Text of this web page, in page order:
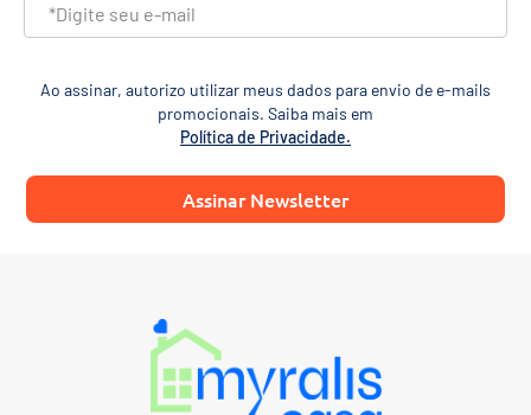
Ao assinar, autorizo utilizar meus dados para envio de e-mails
promocionais. Saiba mais em
Política de Privacidade.
Assinar Newsletter